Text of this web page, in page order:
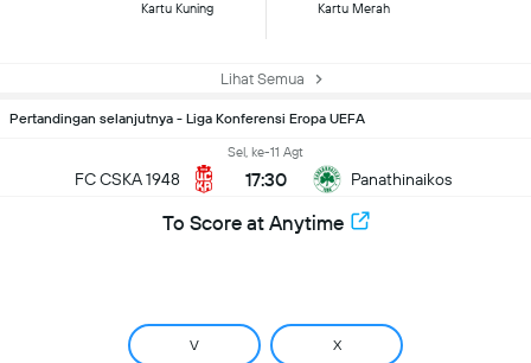
Kartu Kuning Kartu Merah
Lihat Semua
Pertandingan selanjutnya - Liga Konferensi Eropa UEFA
FC CSKA 1948
Sel, ke-11 Agt
17:30 Panathinaikos
To Score at Anytime
V X